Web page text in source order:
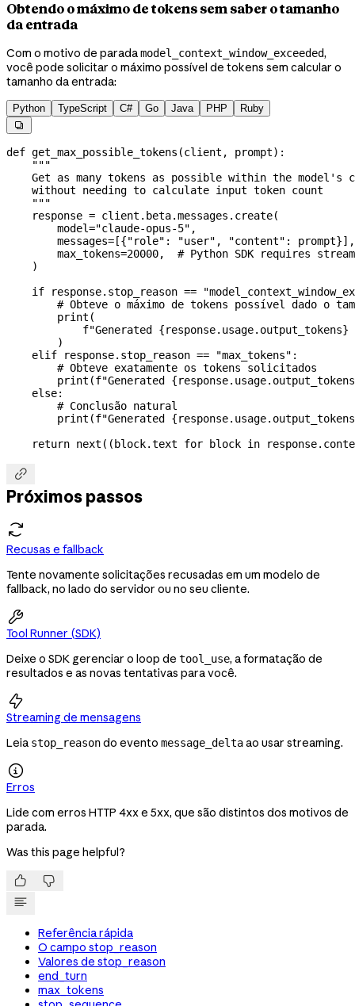
Obtendo o máximo de tokens sem saber o tamanho
da entrada
Com o motivo de paradamodel_context_window_exceeded,
você pode solicitar o máximo possível de tokens sem calcular o
tamanho da entrada:
Python TypeScript C# Go Java PHP Ruby

def get_max_possible_tokens (client , prompt):
    """
Get as many tokens as possible within the model's
    without needing to calculate input token count
    """
    response
= client.beta.messages.create(
        model
="claude-opus-5" ,
        messages
= [{"role" : "user" , "content" : prompt}],
        max_tokens
=20000, # Python SDK requires
    )
    if
response.stop_reason ==
# Obteve o máximo de tokens possível dado o
        print
(
            f
"Generated {response.usage.output_tokens}
        )
    elif
response.stop_reason == "max_tokens" :
        # Obteve exatamente os tokens solicitados
        print
(f"Generated {response.usage.output_tokens
    else
:
        # Conclusão natural
        print
(f"Generated {response.usage.output_tokens
    return
next ((block.text for block in

Próximos passos
Recusas e fallback
Tente novamente solicitações recusadas em um modelo de
fallback, no lado do servidor ou no seu cliente.

Tool Runner (SDK)
Deixe o SDK gerenciar o loop de tool_use, a formatação de
resultados e as novas tentativas para você.

Streaming de mensagens
Leia stop_reasondo evento message_deltaao usar streaming.

Erros
Lide com erros HTTP 4xx e 5xx, que são distintos dos motivos de
parada.
Was this page helpful?
 
Referência rápida
O campo stop_reason
Valores de stop_reason
end_turn
max_tokens